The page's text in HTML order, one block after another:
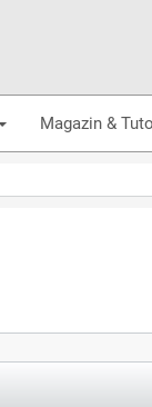
Magazin &